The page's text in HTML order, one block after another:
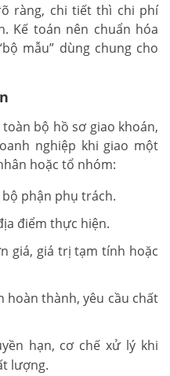
ràng, chi tiết thì chi phí
Kế toán nên chuẩn hóa
mẫu” dùng chung cho
bộ hồ sơ giao khoán,
nghiệp khi giao một
hoặc tổ nhóm:
phận phụ trách.
điểm thực hiện.
giá, giá trị tạm tính hoặc
hoàn thành, yêu cầu chất
hạn, cơ chế xử lý khi
lượng.